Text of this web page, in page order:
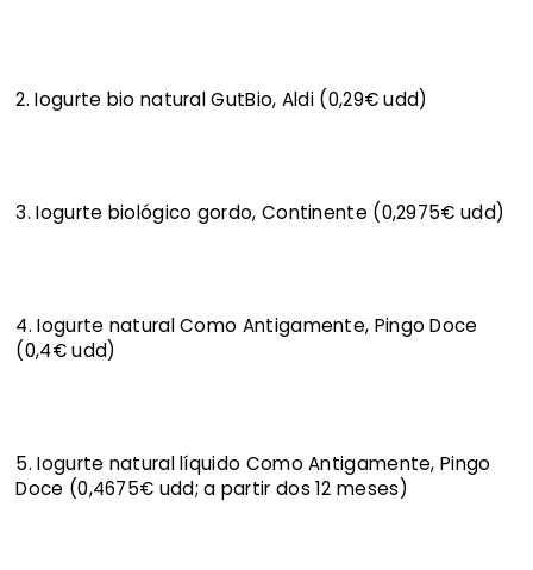
2. Iogurte bio natural GutBio, Aldi (0,29€ udd)
3. Iogurte biológico gordo, Continente (0,2975€ udd)
4. Iogurte natural Como Antigamente, Pingo Doce
(0,4€ udd)
5. Iogurte natural líquido Como Antigamente, Pingo
Doce (0,4675€ udd; a partir dos 12 meses)